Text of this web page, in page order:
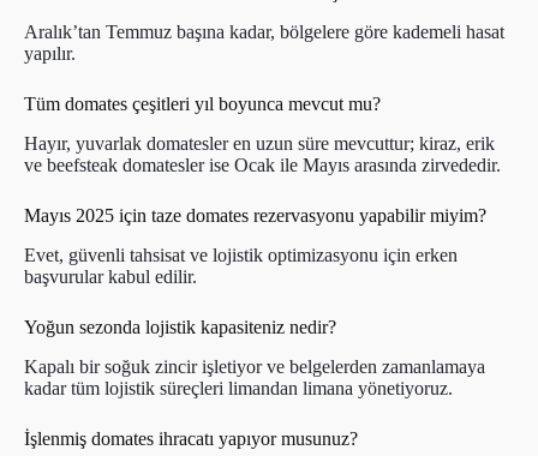
Aralık’tan Temmuz başına kadar, bölgelere göre kademeli hasat
yapılır.
Tüm domates çeşitleri yıl boyunca mevcut mu?
Hayır, yuvarlak domatesler en uzun süre mevcuttur; kiraz, erik
ve beefsteak domatesler ise Ocak ile Mayıs arasında zirvededir.
Mayıs 2025 için taze domates rezervasyonu yapabilir miyim?
Evet, güvenli tahsisat ve lojistik optimizasyonu için erken
başvurular kabul edilir.
Yoğun sezonda lojistik kapasiteniz nedir?
Kapalı bir soğuk zincir işletiyor ve belgelerden zamanlamaya
kadar tüm lojistik süreçleri limandan limana yönetiyoruz.
İşlenmiş domates ihracatı yapıyor musunuz?